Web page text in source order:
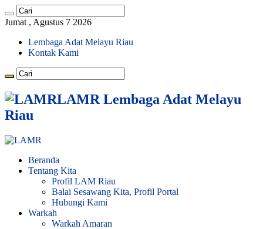
Jumat , Agustus 7 2026
Lembaga Adat Melayu Riau
Kontak Kami
LAMR Lembaga Adat Melayu
Riau
Beranda
Tentang Kita
Profil LAM Riau
Balai Sesawang Kita, Profil Portal
Hubungi Kami
Warkah
Warkah Amaran